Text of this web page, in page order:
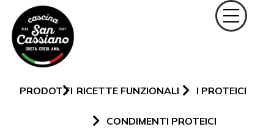
PRODOTTI RICETTE FUNZIONALI I PROTEICI
CONDIMENTI PROTEICI